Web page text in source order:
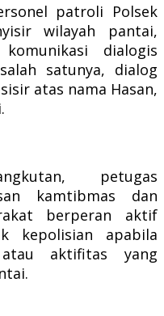
patroli Polsek
wilayah pantai,
dialogis
satunya, dialog
atas nama Hasan,
petugas
kamtibmas dan
berperan aktif
kepolisian apabila
aktifitas yang